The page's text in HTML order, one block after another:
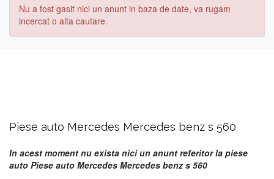
Nu a fost gasit nici un anunt in baza de date, va rugam
incercat o alta cautare.
Piese auto Mercedes Mercedes benz s 560
In acest moment nu exista nici un anunt referitor la piese
auto Piese auto Mercedes Mercedes benz s 560